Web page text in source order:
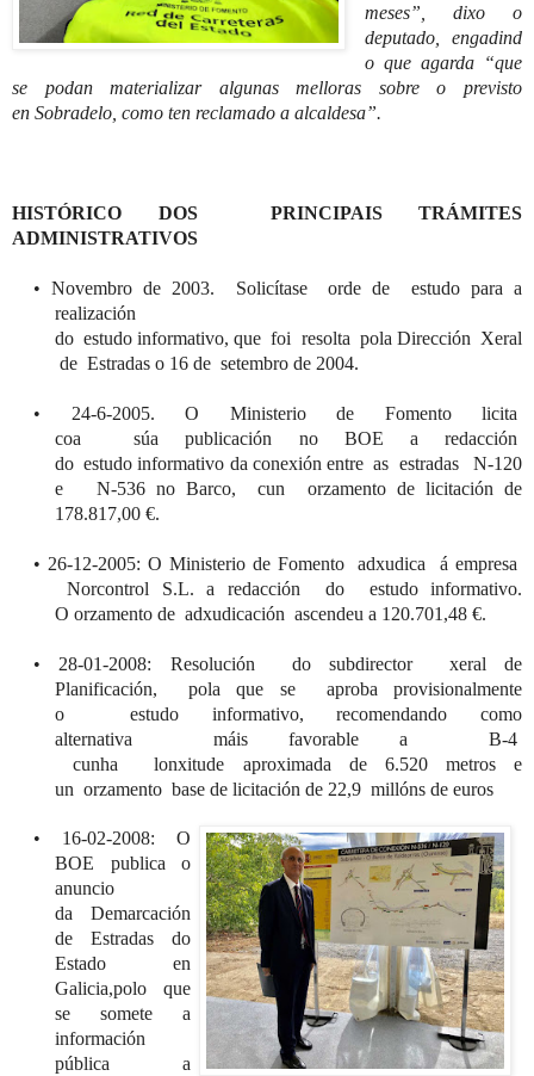
meses”, dixoo
deputado, engadind
oque agarda“que
se podan materializar algunasmelloras sobre o previsto
en Sobradelo , como ten reclamado a alcaldesa”.
HISTÓRICO DOS PRINCIPAIS TRÁMITES
ADMINISTRATIVOS
• Novembrode 2003. Solicítase orde deestudo para a
realización
doestudo informativo, quefoi resolta pola Dirección Xeral
de Estradas o 16 de setembro de 2004.
• 24-6-2005. O Ministerio de Fomento licita
coasúapublicación no BOE a redacción
doestudoinformativo da conexión entre as estradas N-120
e N-536 no Barco,cun orzamentode licitación de
178.817,00 €.
• 26-12-2005: O Ministerio de Fomentoadxudica á empresa
Norcontrol S.L. a redacción do estudoinformativo.
O orzamento de adxudicación ascendeu a 120.701,48 €.
• 28-01-2008: Resolución do subdirector xeral de
Planificación, pola que se aproba provisionalmente
oestudo informativo, recomendando como
alternativa máis favorable a B-4
cunha
lonxitude aproximada de 6.520 metros e
un orzamento base de licitación de 22,9 millóns de euros
• 16-02-2008: O
BOE publica o
anuncio
daDemarcación
de Estradas do
Estado en
Galicia,polo que
se somete a
información
pública a